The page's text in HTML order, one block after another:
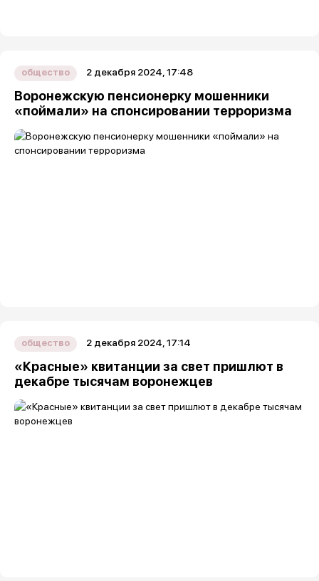
общество 2 декабря 2024, 17:48
Воронежскую пенсионерку мошенники
«поймали» на спонсировании терроризма
общество 2 декабря 2024, 17:14
«Красные» квитанции за свет пришлют в
декабре тысячам воронежцев